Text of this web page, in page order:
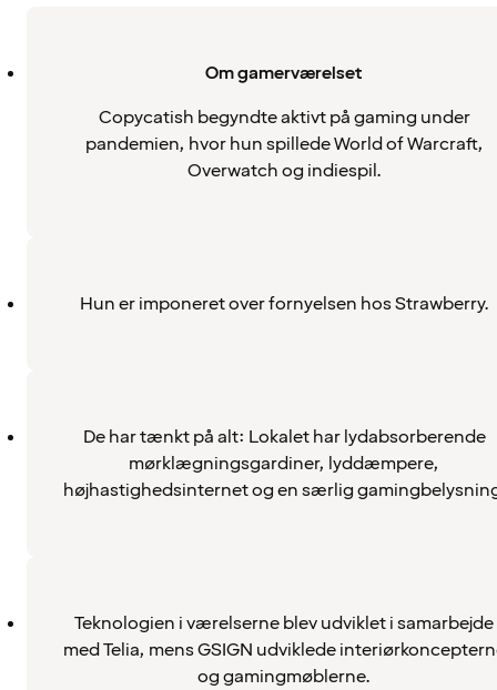
Om gamerværelset
Copycatish begyndte aktivt på gaming under
pandemien, hvor hun spillede World of Warcraft,
Overwatch og indiespil.
Hun er imponeret over fornyelsen hos Strawberry.
De har tænkt på alt: Lokalet har lydabsorberende
mørklægningsgardiner, lyddæmpere,
højhastighedsinternet og en særlig
Teknologien i værelserne blev udviklet i samarbejde
med Telia, mens GSIGN udviklede
og gamingmøblerne.